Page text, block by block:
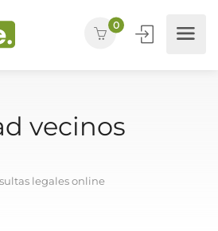
0
vecinos
legales online